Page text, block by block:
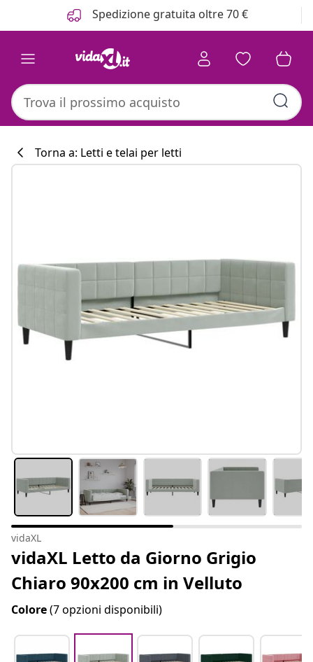
Spedizione gratuita oltre 70 €
Torna a: Letti e telai per letti
vidaXL
vidaXL Letto da Giorno Grigio
Chiaro 90x200 cm in Velluto
Colore(7 opzioni disponibili)